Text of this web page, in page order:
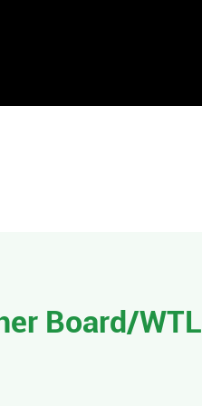
Board/WTL